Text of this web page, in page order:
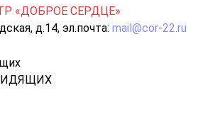
«ДОБРОЕ СЕРДЦЕ»
д.14, эл.почта: mail@cor-22.ru